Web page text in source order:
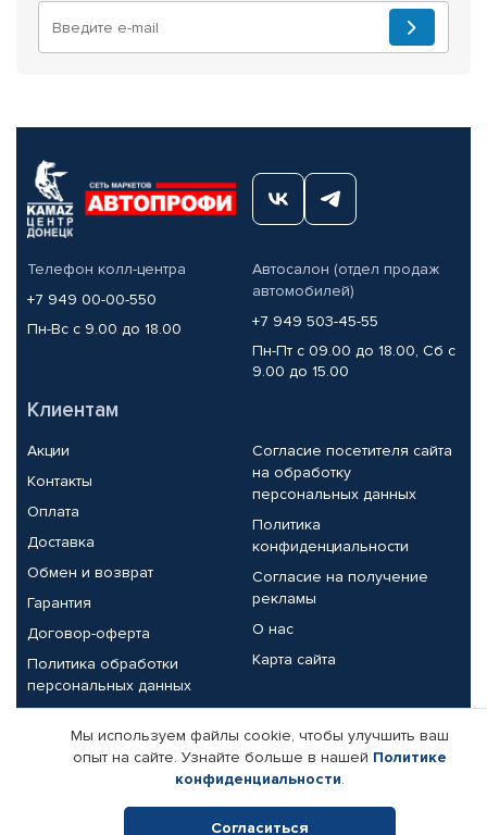
Телефон колл-центра
+7 949 00-00-550
Пн-Вс с 9.00 до 18.00
Автосалон (отдел продаж
автомобилей)
+7 949 503-45-55
Пн-Пт с 09.00 до 18.00, Сб с
9.00 до 15.00
Клиентам
Акции
Контакты
Оплата
Доставка
Обмен и возврат
Гарантия
Договор-оферта
Политика обработки
персональных данных
Согласие посетителя сайта
на обработку
персональных данных
Политика
конфиденциальности
Согласие на получение
рекламы
О нас
Карта сайта
Партнерам
Корпоративным клиентам
Поставщикам
Реквизиты компании
Мы используем файлы cookie, чтобы улучшить ваш
опыт на сайте. Узнайте больше в нашей Политике
конфиденциальности.
Согласиться